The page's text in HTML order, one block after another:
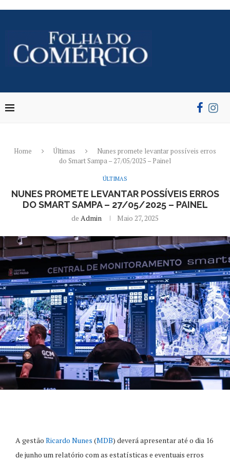
Home Últimas
Nunes promete levantar possíveis erros
do Smart Sampa – 27/05/2025 – Painel
ÚLTIMAS
NUNES PROMETE LEVANTAR POSSÍVEIS ERROS
DO SMART SAMPA – 27/05/2025 – PAINEL
de Admin Maio 27, 2025
A gestão Ricardo Nunes (MDB) deverá apresentar até o dia 16
de junho um relatório com as estatísticas e eventuais erros